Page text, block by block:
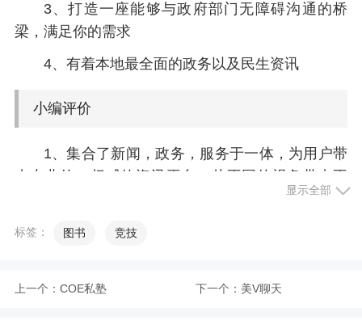
3、打造一座能够与政府部门无障碍沟通的桥
梁，满足你的需求
4、有着本地最全面的政务以及民生资讯
小编评价
1、集合了新闻，政务，服务于一体，为用户带
来专业的，权威的资讯平台，从不同的视角带来不
一样的感悟，涵盖了财经，时事，房产，娱乐，美
发表评论，与网友互动。每天实时更新，第一时间
2、用户下载app就可以知道身边的事，软件上
显示全部
标签： 图书 竞技
上一个： COE私塾 下一个： 美V聊天